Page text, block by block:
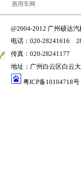
惠用车网
@2004-2012 广州硕达
电话：020-28241616
传真：020-28241177
地址：广州白云区白云
粤ICP备10104718号